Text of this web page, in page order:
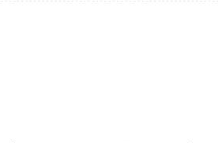
出願」初年度が始動——申し込みガイド